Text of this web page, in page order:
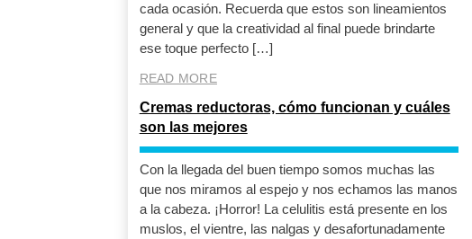
cada ocasión. Recuerda que estos son lineamientos
general y que la creatividad al final puede brindarte
ese toque perfecto […]
READ MORE
Cremas reductoras, cómo funcionan y cuáles
son las mejores
Con la llegada del buen tiempo somos muchas las
que nos miramos al espejo y nos echamos las manos
a la cabeza. ¡Horror! La celulitis está presente en los
muslos, el vientre, las nalgas y desafortunadamente